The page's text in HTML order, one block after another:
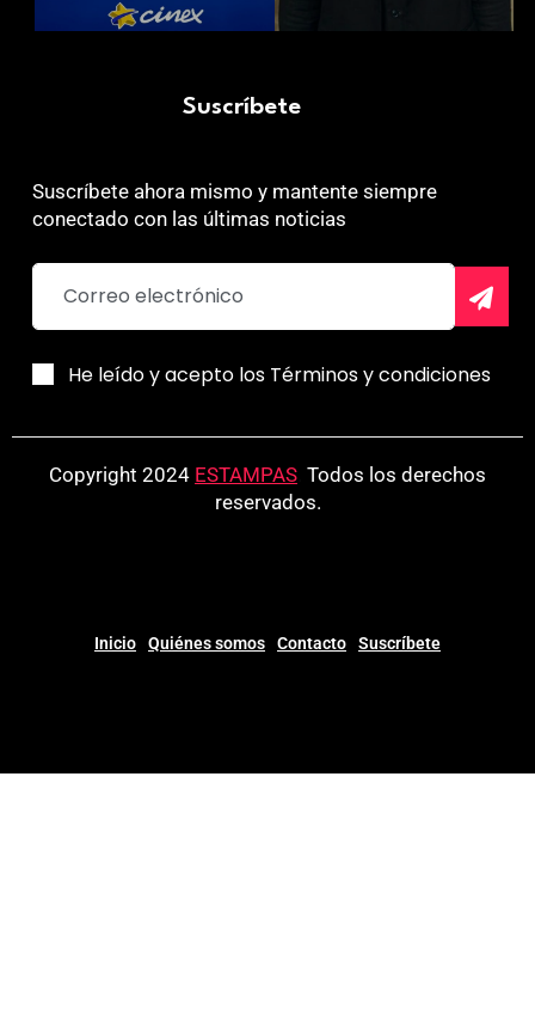
Suscríbete
Suscríbete ahora mismo y mantente siempre
conectado con las últimas noticias
He leído y acepto los Términos y condiciones
Copyright 2024 ESTAMPAS Todos los derechos
reservados.
Inicio Quiénes somos Contacto Suscríbete